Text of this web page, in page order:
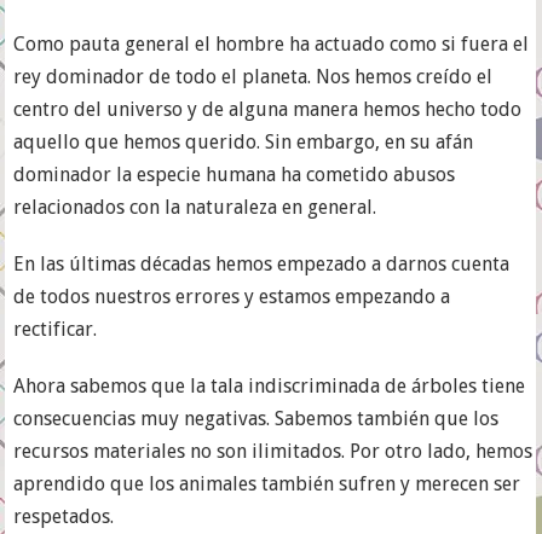
Como pauta general el hombre ha actuado como si fuera el
rey dominador de todo el planeta. Nos hemos creído el
centro del universo y de alguna manera hemos hecho todo
aquello que hemos querido. Sin embargo, en su afán
dominador la especie humana ha cometido abusos
relacionados con la naturaleza en general.
En las últimas décadas hemos empezado a darnos cuenta
de todos nuestros errores y estamos empezando a
rectificar.
Ahora sabemos que la tala indiscriminada de árboles tiene
consecuencias muy negativas. Sabemos también que los
recursos materiales no son ilimitados. Por otro lado, hemos
aprendido que los animales también sufren y merecen ser
respetados.